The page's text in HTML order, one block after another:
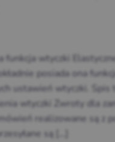
wtyczki
posiada ona
ustawień wtyczki.
wtyczki Zwroty dla
realizowane są z
są […]